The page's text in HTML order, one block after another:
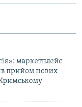
маркетплейс
прийом нових